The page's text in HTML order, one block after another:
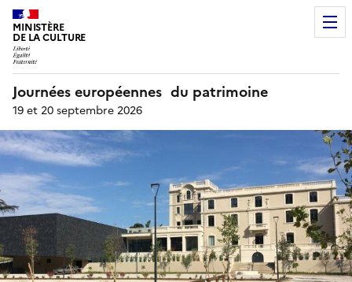
MINISTÈRE
DE LA CULTURE
Journées européennes du patrimoine
19 et 20 septembre 2026